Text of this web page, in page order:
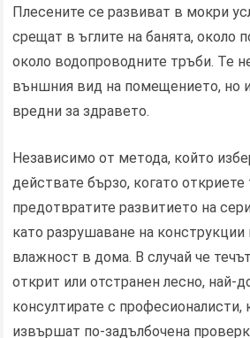
Плесените се развиват в мокри
срещат в ъглите на банята, около
около водопроводните тръби. Те
външния вид на помещението, но
вредни за здравето.
Независимо от метода, който
действате бързо, когато откриете
предотвратите развитието на
като разрушаване на
влажност в дома. В случай че
открит или отстранен лесно, най-
консултирате с професионалисти,
извършат по-задълбочена